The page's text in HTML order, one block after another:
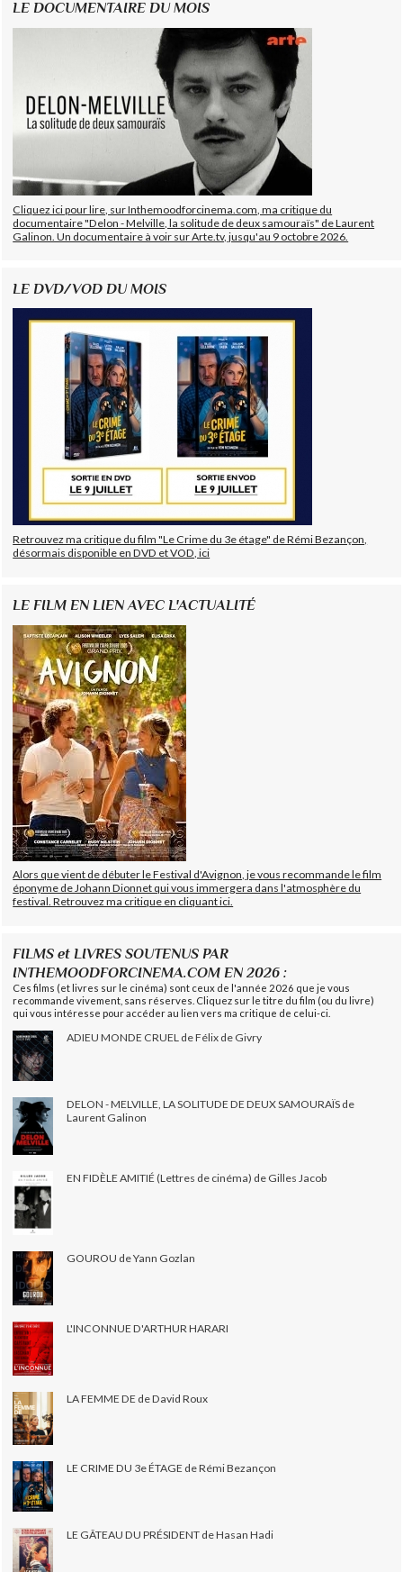
LE DOCUMENTAIRE DU MOIS
Cliquez ici pour lire, sur Inthemoodforcinema.com, ma critique du
documentaire "Delon - Melville, la solitude de deux samouraïs" de Laurent
Galinon. Un documentaire à voir sur Arte.tv, jusqu'au 9 octobre 2026.
LE DVD/VOD DU MOIS
Retrouvez ma critique du film "Le Crime du 3e étage" de Rémi Bezançon,
désormais disponible en DVD et VOD, ici
LE FILM EN LIEN AVEC L'ACTUALITÉ
Alors que vient de débuter le Festival d'Avignon, je vous recommande le film
éponyme de Johann Dionnet qui vous immergera dans l'atmosphère du
festival. Retrouvez ma critique en cliquant ici.
FILMS et LIVRES SOUTENUS PAR
INTHEMOODFORCINEMA.COM EN 2026 :
Ces films (et livres sur le cinéma) sont ceux de l'année 2026 que je vous
recommande vivement, sans réserves. Cliquez sur le titre du film (ou du livre)
qui vous intéresse pour accéder au lien vers ma critique de celui-ci.
ADIEU MONDE CRUEL de Félix de Givry
DELON - MELVILLE, LA SOLITUDE DE DEUX SAMOURAÏS de
Laurent Galinon
EN FIDÈLE AMITIÉ (Lettres de cinéma) de Gilles Jacob
GOUROU de Yann Gozlan
L'INCONNUE D'ARTHUR HARARI
LA FEMME DE de David Roux
LE CRIME DU 3e ÉTAGE de Rémi Bezançon
LE GÂTEAU DU PRÉSIDENT de Hasan Hadi